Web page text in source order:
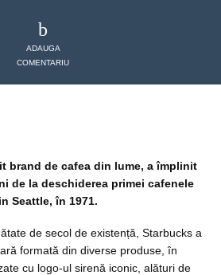
ADAUGA
COMENTARIU
brand de cafea din lume, a împlinit
de la deschiderea primei cafenele
Seattle, în 1971.
de secol de existență, Starbucks a
formată din diverse produse, în
cu logo-ul sirenă iconic, alături de